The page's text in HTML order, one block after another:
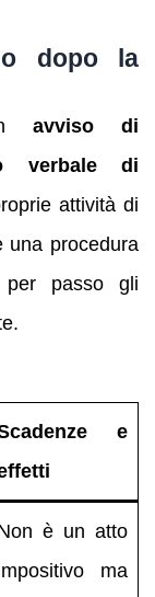
dopo la
avviso di
verbale di
attività di
una procedura
per passo gli
e
è un atto
ma